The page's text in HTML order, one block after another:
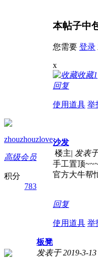
本帖子中
您需要 登录
x
收藏1
回复
使用道具 举
zhouzhouzlove
高级会员
积分
783
沙发
楼主| 发表
手工置顶
官方大牛帮
回复
使用道具 举
板凳
发表于 2019-3-